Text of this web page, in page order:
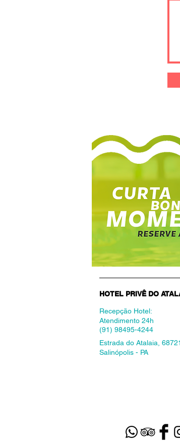
HOTEL PRIVÊ DO
Recepção Hotel:
Atendimento 24h
(91) 98495-4244
Estrada do Atalaia,
Salinópolis - PA